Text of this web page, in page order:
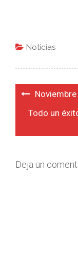
Noticias
Navegación
Todo un
Deja un